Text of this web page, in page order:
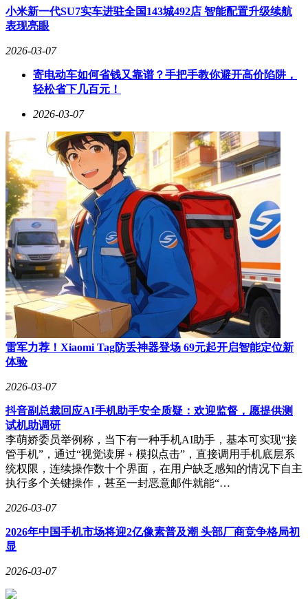
小米新一代SU7实车进驻全国143城492店 智能配置升级续航
表现亮眼
2026-03-07
寄电动车如何省钱又靠谱？手把手教你避开高价陷阱，
轻松省下几百元！
2026-03-07
雷军力荐！Xiaomi Tag防丢神器登场 69元起开启智能定位新
体验
2026-03-07
抖音副总裁回应AI手机助手安全质疑：欢迎监督，愿提供测
试机助调研
李萌娇委员举例称，当下有一种手机AI助手，基本可实现“接
管手机”，通过“视觉读屏﹢模拟点击”，直接调用手机底层系
统权限，连续操作数十个界面，在用户缺乏感知的情况下自主
执行多个关键操作，甚至一封恶意邮件就能“…
2026-03-07
2026年中国手机市场将迎2亿像素普及潮 头部厂商竞争格局初
显
2026-03-07